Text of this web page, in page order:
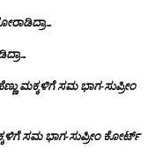
ಮಕ್ಕಳಿಗೆ ಸಮ ಭಾಗ-ಸುಪ್ರೀಂ
ಸಮ ಭಾಗ-ಸುಪ್ರೀಂ ಕೋರ್ಟ್